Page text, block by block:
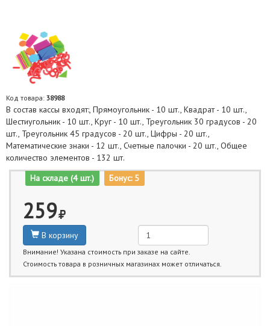
Код товара: 38988
В состав кассы входят:, Прямоугольник - 10 шт., Квадрат - 10 шт.,
Шестиугольник - 10 шт., Круг - 10 шт., Треугольник 30 градусов - 20
шт., Треугольник 45 градусов - 20 шт., Цифры - 20 шт.,
Математические знаки - 12 шт., Счетные палочки - 20 шт., Общее
количество элементов - 132 шт.
На складе (4 шт.)
Бонус: 5
259
В корзину
Внимание! Указана стоимость при заказе на сайте.
Стоимость товара в розничных магазинах может отличаться.